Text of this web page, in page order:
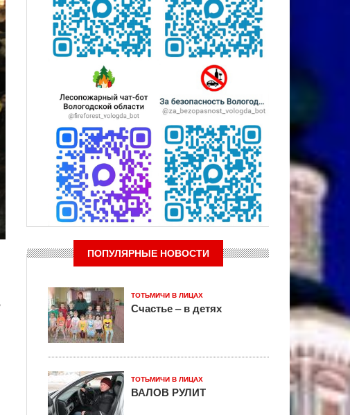
ПОПУЛЯРНЫЕ НОВОСТИ
ТОТЬМИЧИ В ЛИЦАХ
Счастье – в детях
ТОТЬМИЧИ В ЛИЦАХ
ВАЛОВ РУЛИТ